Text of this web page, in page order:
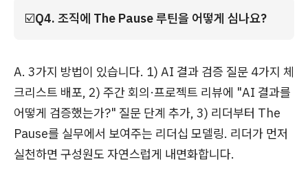
☑️Q4. 조직에 The Pause 루틴을 어떻게 심나요?
A. 3가지 방법이 있습니다. 1) AI 결과 검증 질문 4가지 체
크리스트 배포, 2) 주간 회의·프로젝트 리뷰에 "AI 결과를
어떻게 검증했는가?" 질문 단계 추가, 3) 리더부터 The
Pause를 실무에서 보여주는 리더십 모델링. 리더가 먼저
실천하면 구성원도 자연스럽게 내면화합니다.